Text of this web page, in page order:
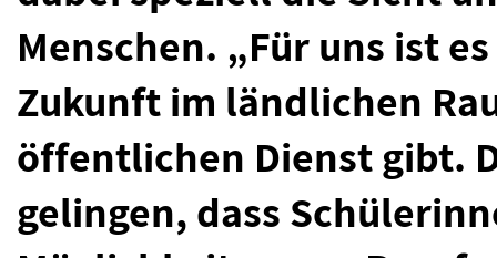
Menschen. „Für uns ist
Zukunft im ländlichen
öffentlichen Dienst gibt.
gelingen, dass